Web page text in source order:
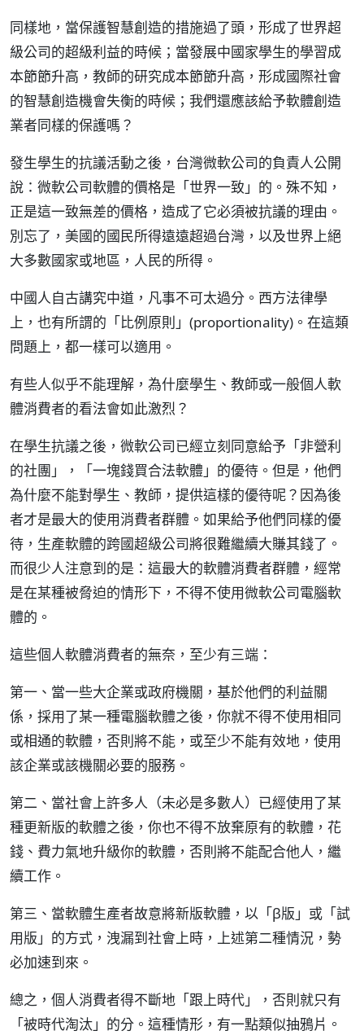
同樣地，當保護智慧創造的措施過了頭，形成了世界超
級公司的超級利益的時候；當發展中國家學生的學習成
本節節升高，教師的研究成本節節升高，形成國際社會
的智慧創造機會失衡的時候；我們還應該給予軟體創造
業者同樣的保護嗎？
發生學生的抗議活動之後，台灣微軟公司的負責人公開
說：微軟公司軟體的價格是「世界一致」的。殊不知，
正是這一致無差的價格，造成了它必須被抗議的理由。
別忘了，美國的國民所得遠遠超過台灣，以及世界上絕
大多數國家或地區，人民的所得。
中國人自古講究中道，凡事不可太過分。西方法律學
上，也有所謂的「比例原則」(proportionality)。在這類
問題上，都一樣可以適用。
有些人似乎不能理解，為什麼學生、教師或一般個人軟
體消費者的看法會如此激烈？
在學生抗議之後，微軟公司已經立刻同意給予「非營利
的社團」，「一塊錢買合法軟體」的優待。但是，他們
為什麼不能對學生、教師，提供這樣的優待呢？因為後
者才是最大的使用消費者群體。如果給予他們同樣的優
待，生產軟體的跨國超級公司將很難繼續大賺其錢了。
而很少人注意到的是：這最大的軟體消費者群體，經常
是在某種被脅迫的情形下，不得不使用微軟公司電腦軟
體的。
這些個人軟體消費者的無奈，至少有三端：
第一、當一些大企業或政府機關，基於他們的利益關
係，採用了某一種電腦軟體之後，你就不得不使用相同
或相通的軟體，否則將不能，或至少不能有效地，使用
該企業或該機關必要的服務。
第二、當社會上許多人（未必是多數人）已經使用了某
種更新版的軟體之後，你也不得不放棄原有的軟體，花
錢、費力氣地升級你的軟體，否則將不能配合他人，繼
續工作。
第三、當軟體生產者故意將新版軟體，以「β版」或「試
用版」的方式，洩漏到社會上時，上述第二種情況，勢
必加速到來。
總之，個人消費者得不斷地「跟上時代」，否則就只有
「被時代淘汰」的分。這種情形，有一點類似抽鴉片。